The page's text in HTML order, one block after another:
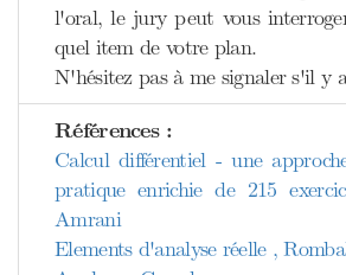
l'oral, le jury peut vous
quel item de votre plan.
N'hésitez pas à me signaler s'il y
Références :
Calcul différentiel - une
pratique enrichie de 215
Amrani
Elements d'analyse réelle ,